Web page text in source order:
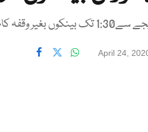
کام ہوگا
April 24,